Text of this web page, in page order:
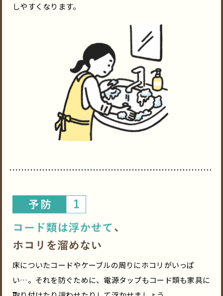
しやすくなります。
床についたコードやケーブルの周りにホコリがいっぱ
い…。それを防ぐために、電源タップもコード類も家具に